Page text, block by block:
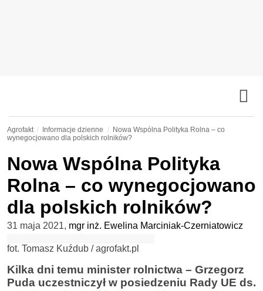
Agrofakt Informacje dzienne
Nowa Wspólna Polityka Rolna – co
wynegocjowano dla polskich rolników?
Nowa Wspólna Polityka
Rolna – co wynegocjowano
dla polskich rolników?
31 maja 2021, mgr inż. Ewelina Marciniak-Czerniatowicz
fot. Tomasz Kuźdub / agrofakt.pl
Kilka dni temu minister rolnictwa – Grzegorz
Puda uczestniczył w posiedzeniu Rady UE ds.